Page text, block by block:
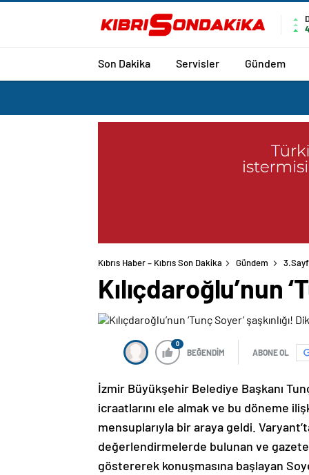
Son Dakika Servisler Gündem
Kıbrıs Haber – Kıbrıs Son Dakika Gündem
Kılıçdaroğlu’nun
0
BEĞENDİM ABONE OL
İzmir Büyükşehir Belediye Başkanı
icraatlarını ele almak ve bu döneme
mensuplarıyla bir araya geldi.
değerlendirmelerde bulunan ve
göstererek konuşmasına başlayan